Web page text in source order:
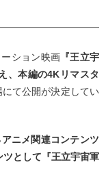
ション映画 『王立宇
、本編の4Kリマスタ
て公開が決定してい
ニメ関連コンテンツ
として『王立宇宙軍